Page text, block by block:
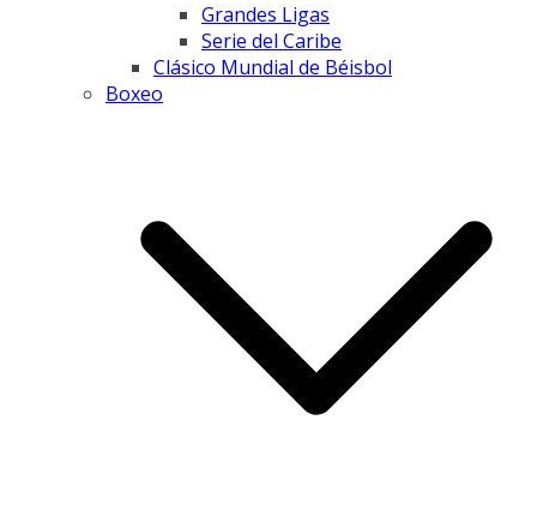
Grandes Ligas
Serie del Caribe
Clásico Mundial de Béisbol
Boxeo